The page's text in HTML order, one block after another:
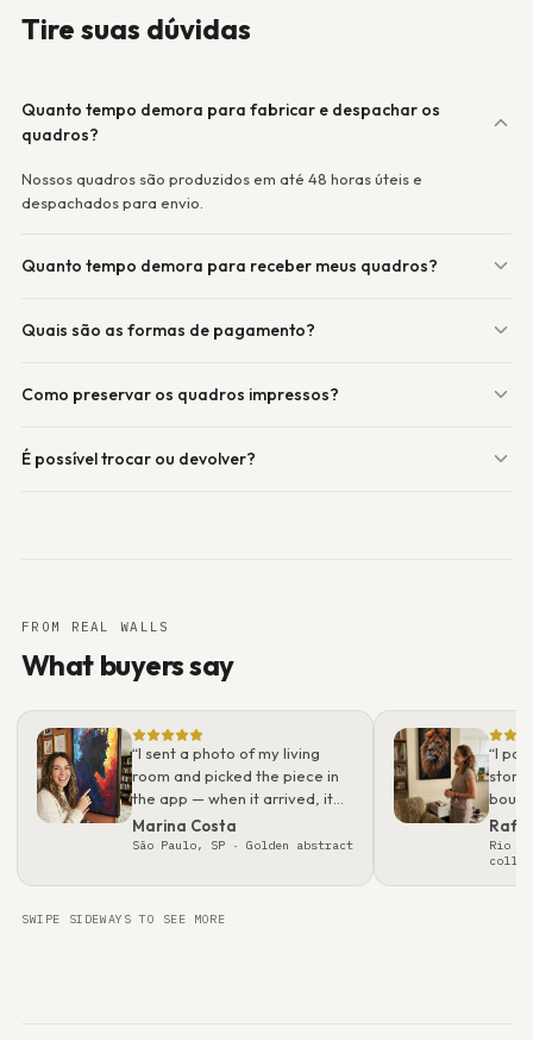
Tire suas dúvidas
Quanto tempo demora para fabricar e despachar os
quadros?
Nossos quadros são produzidos em até 48 horas úteis e
despachados para envio.
Quanto tempo demora para receber meus quadros?
Quais são as formas de pagamento?
Como preservar os quadros impressos?
É possível trocar ou devolver?
FROM REAL WALLS
What buyers say
“I sent a photo of my living
room and picked the piece in
the app — when it arrived, it
looked even better than on
screen. Packaging was
gift.”
Marina Costa
São Paulo, SP· Golden abstract
“I
story.
what
real
Rio
SWIPE SIDEWAYS TO SEE MORE